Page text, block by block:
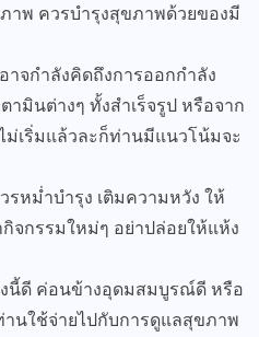
าพ ควรบำรุงสุขภาพด้วยของมี
จกำลังคิดถึงการออกกำลัง
ามินต่างๆ ทั้งสำเร็จรูป หรือจาก
ม่เริ่มแล้วละก็ท่านมีแนวโน้มจะ
รหม่ำบำรุง เติมความหวัง ให้
จกรรมใหม่ๆ อย่าปล่อยให้แห้ง
นี้ดี ค่อนข้างอุดมสมบูรณ์ดี หรือ
นใช้จ่ายไปกับการดูแลสุขภาพ